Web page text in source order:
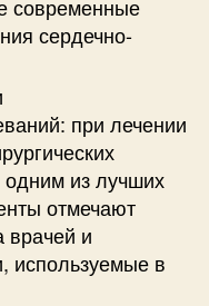
современные
сердечно-
при лечении
из лучших
отмечают
врачей и
используемые в